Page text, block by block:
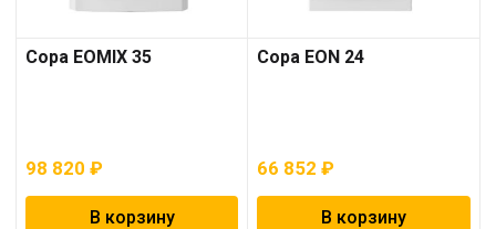
Copa EOMIX 35
98 820 ₽
В корзину
Copa EON 24
66 852₽
В корзину